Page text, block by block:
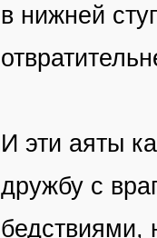
в нижней
И эти аяты
дружбу с